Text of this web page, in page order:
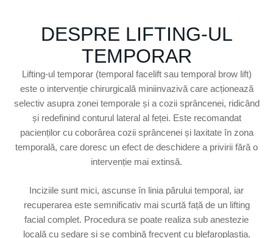
DESPRE LIFTING-UL
TEMPORAR
Lifting-ul temporar (temporal facelift sau temporal brow lift)
este o intervenție chirurgicală miniinvazivă care acționează
selectiv asupra zonei temporale și a cozii sprâncenei, ridicând
și redefinind conturul lateral al feței. Este recomandat
pacienților cu coborârea cozii sprâncenei și laxitate în zona
temporală, care doresc un efect de deschidere a privirii fără o
intervenție mai extinsă.
Inciziile sunt mici, ascunse în linia părului temporal, iar
recuperarea este semnificativ mai scurtă față de un lifting
facial complet. Procedura se poate realiza sub anestezie
locală cu sedare și se combină frecvent cu blefaroplastia.